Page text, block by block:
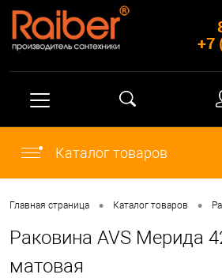
+7
Каталог товаров
Главная страница • Каталог товаров •
Раковина AVS Мерида
матовая